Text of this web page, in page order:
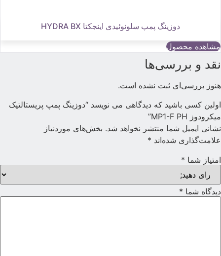
دوزینگ پمپ سلونوئیدی اینجکتا HYDRA BX
مشاهده محصول
نقد و بررسی‌ها
هنوز بررسی‌ای ثبت نشده است.
اولین کسی باشید که دیدگاهی می نویسد “دوزینگ پمپ پریستالتیک
میکرودوز MP1-F PH”
نشانی ایمیل شما منتشر نخواهد شد. بخش‌های موردنیاز
علامت‌گذاری شده‌اند *
امتیاز شما *
دیدگاه شما *